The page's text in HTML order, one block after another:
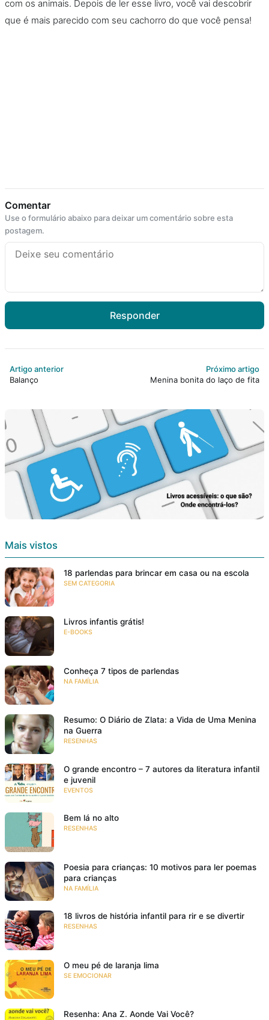
com os animais. Depois de ler esse livro, você vai descobrir
que é mais parecido com seu cachorro do que você pensa!
Comentar
Use o formulário abaixo para deixar um comentário sobre esta
postagem.
Responder
Artigo anterior
Balanço
Próximo artigo
Menina bonita do laço de fita
Mais vistos
18 parlendas para brincar em casa ou na escola
SEM CATEGORIA
Livros infantis grátis!
E-BOOKS
Conheça 7 tipos de parlendas
NA FAMÍLIA
Resumo: O Diário de Zlata: a Vida de Uma Menina
na Guerra
RESENHAS
O grande encontro – 7 autores da literatura infantil
e juvenil
EVENTOS
Bem lá no alto
RESENHAS
Poesia para crianças: 10 motivos para ler poemas
para crianças
NA FAMÍLIA
18 livros de história infantil para rir e se divertir
RESENHAS
O meu pé de laranja lima
SE EMOCIONAR
Resenha: Ana Z. Aonde Vai Você?